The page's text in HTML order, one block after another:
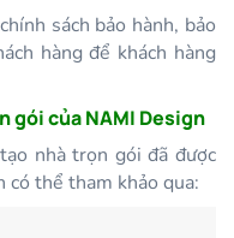
sách bảo hành, bảo
hàng để khách hàng
gói của NAMI Design
nhà trọn gói đã được
có thể tham khảo qua: